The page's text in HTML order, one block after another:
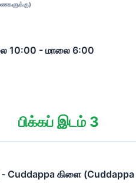
10:00 - மாலை 6:00
பிக்கப் இடம் 3
- Cuddappa கிளை